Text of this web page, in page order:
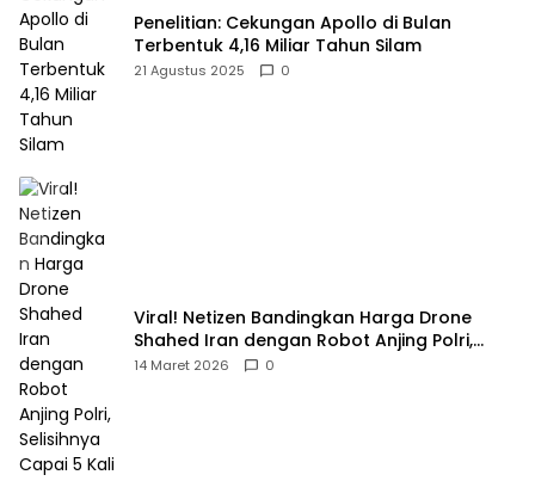
Penelitian: Cekungan Apollo di Bulan
Terbentuk 4,16 Miliar Tahun Silam
21 Agustus 2025 0
Viral! Netizen Bandingkan Harga Drone
Shahed Iran dengan Robot Anjing Polri,
Selisihnya Capai 5 Kali Lipat
14 Maret 2026 0